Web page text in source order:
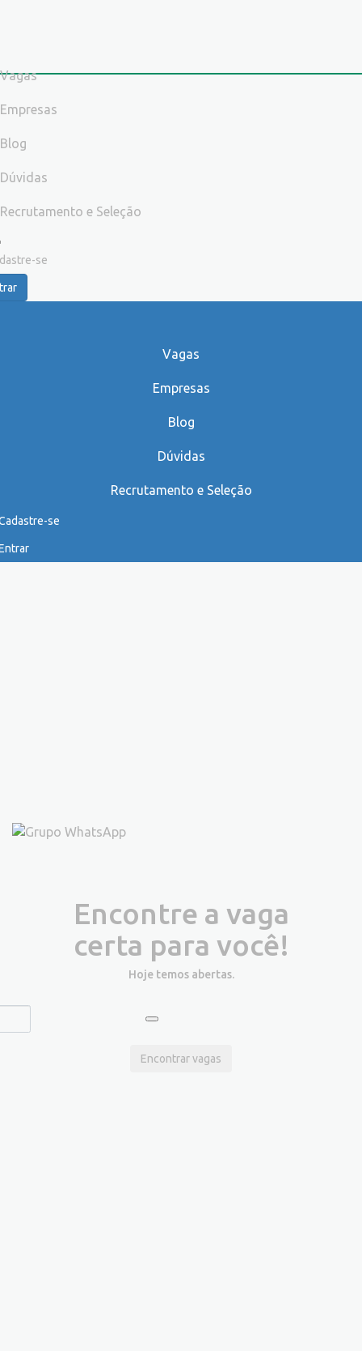
Vagas
Empresas
Blog
Dúvidas
Recrutamento e Seleção
se
Vagas
Empresas
Blog
Dúvidas
Recrutamento e Seleção
se
Encontre a vaga
certa para você!
Hoje temos abertas.
Encontrar vagas